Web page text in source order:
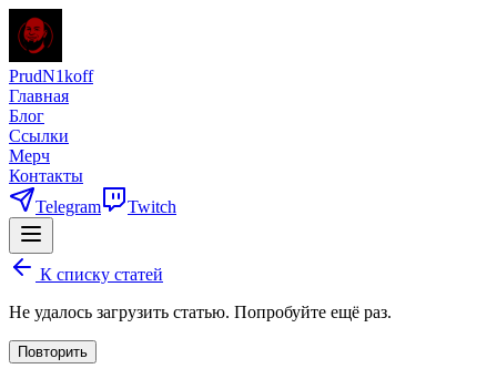
PrudN1koff
Главная
Блог
Ссылки
Мерч
Контакты
Telegram
Twitch
К списку статей
Не удалось загрузить статью. Попробуйте ещё раз.
Повторить